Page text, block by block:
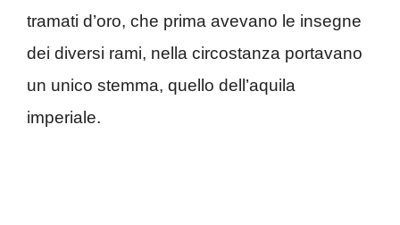
tramati d’oro, che prima avevano le insegne
dei diversi rami, nella circostanza portavano
un unico stemma, quello dell’aquila
imperiale.